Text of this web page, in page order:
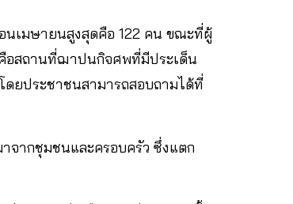
นเมษายนสูงสุดคือ 122 คน ขณะที่ผู้
อสถานที่ฌาปนกิจศพที่มีประเด็น
ยประชาชนสามารถสอบถามได้ที่
จากชุมชนและครอบครัว ซึ่งแตก